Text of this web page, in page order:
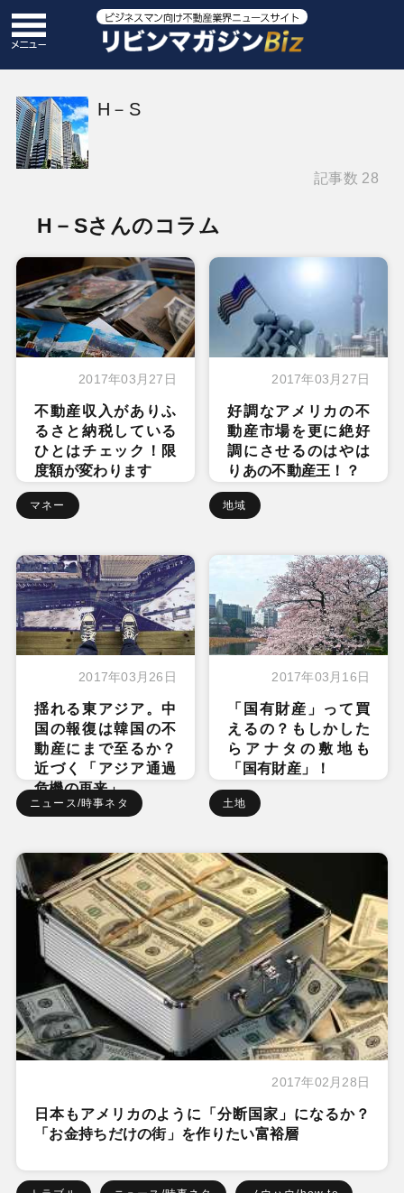
H－S
記事数 28
H－Sさんのコラム
2017年03月27日
不動産収入がありふ
るさと納税している
ひとはチェック！限
度額が変わります
マネー
2017年03月27日
好調なアメリカの不
動産市場を更に絶好
調にさせるのはやは
りあの不動産王！？
地域
2017年03月26日
揺れる東アジア。中
国の報復は韓国の不
動産にまで至るか？
近づく「アジア通過
危機の再来」
ニュース/時事ネタ
2017年03月16日
「国有財産」って買
えるの？もしかした
らアナタの敷地も
「国有財産」！
土地
2017年02月28日
日本もアメリカのように「分断国家」になるか？
「お金持ちだけの街」を作りたい富裕層